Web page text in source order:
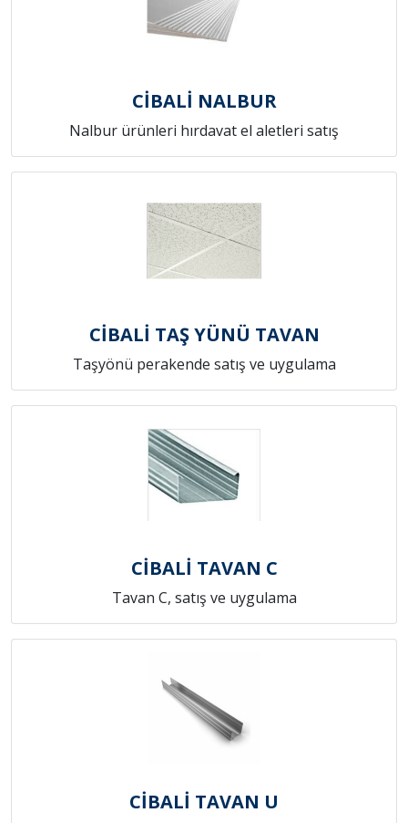
CİBALİ NALBUR
Nalbur ürünleri hırdavat el aletleri satış
CİBALİ TAŞ YÜNÜ TAVAN
Taşyönü perakende satış ve uygulama
CİBALİ TAVAN C
Tavan C, satış ve uygulama
CİBALİ TAVAN U